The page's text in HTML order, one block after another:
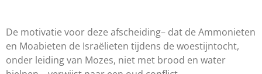
De motivatie voor deze afscheiding– dat de Ammonieten
en Moabieten de Israëlieten tijdens de woestijntocht,
onder leiding van Mozes, niet met brood en water